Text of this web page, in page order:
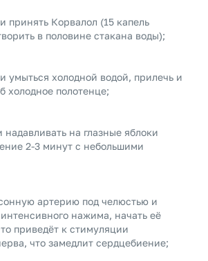
принять Корвалол (15 капель
в половине стакана воды);
умыться холодной водой, прилечь и
холодное полотенце;
надавливать на глазные яблоки
2-3 минут с небольшими
артерию под челюстью и
нажима, начать её
приведёт к стимуляции
что замедлит сердцебиение;